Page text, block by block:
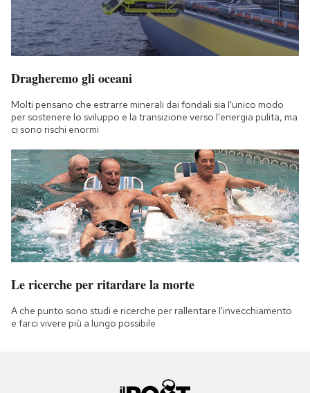
Dragheremo gli oceani
Molti pensano che estrarre minerali dai fondali sia l'unico modo
per sostenere lo sviluppo e la transizione verso l'energia pulita, ma
ci sono rischi enormi
Le ricerche per ritardare la morte
A che punto sono studi e ricerche per rallentare l'invecchiamento
e farci vivere più a lungo possibile